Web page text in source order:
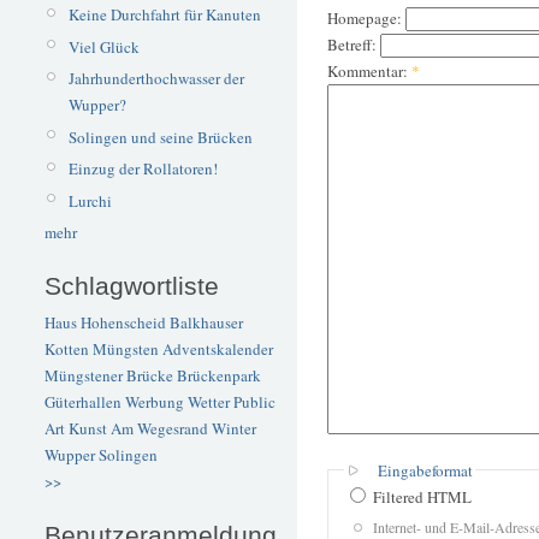
Keine Durchfahrt für Kanuten
Viel Glück
Jahrhunderthochwasser der
Wupper?
Solingen und seine Brücken
Einzug der Rollatoren!
Lurchi
mehr
Schlagwortliste
Haus Hohenscheid Balkhauser
Kotten Müngsten Adventskalender
Müngstener BrückeBrückenpark
Güterhallen Werbung WetterPublic
ArtKunstAm Wegesrand Winter
WupperSolingen
>>
Homepage:
Betreff:
Kommentar: *
Eingabeformat
Filtered HTML
Internet- und E-Mail-